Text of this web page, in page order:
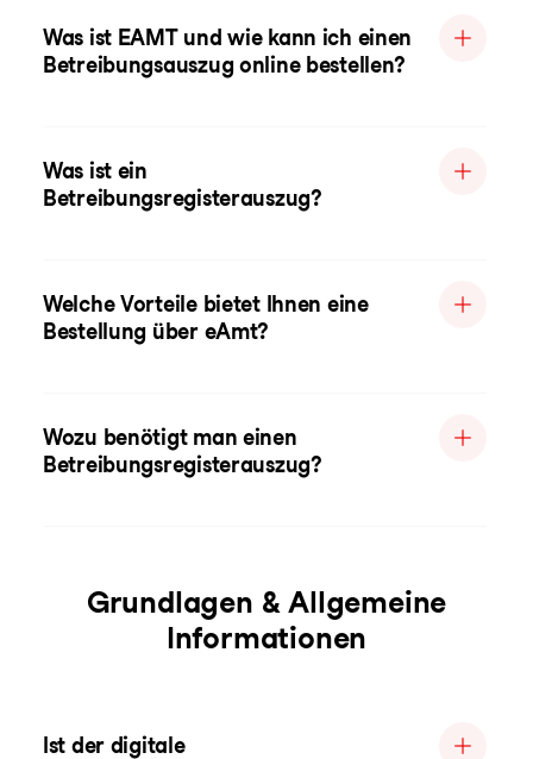
Was ist EAMT und wie kann ich einen
Betreibungsauszug online bestellen?
Was ist ein
Betreibungsregisterauszug?
Welche Vorteile bietet Ihnen eine
Bestellung über eAmt?
Wozu benötigt man einen
Betreibungsregisterauszug?
Grundlagen & Allgemeine
Informationen
Ist der digitale